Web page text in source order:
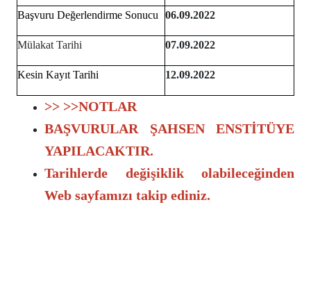
Başvuru Değerlendirme Sonucu 06.09.2022
Mülakat Tarihi 07.09.2022
Kesin Kayıt Tarihi 12.09.2022
>> >>NOTLAR
BAŞVURULAR ŞAHSEN ENSTİTÜYE
YAPILACAKTIR.
Tarihlerde değişiklik olabileceğinden
Web sayfamızı takip ediniz.